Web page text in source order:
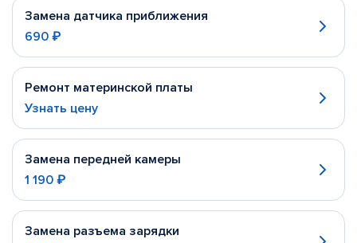
Замена датчика приближения
690 ₽
Ремонт материнской платы
Узнать цену
Замена передней камеры
1 190 ₽
Замена разъема зарядки